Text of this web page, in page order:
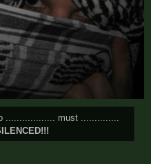
.................. must ..............